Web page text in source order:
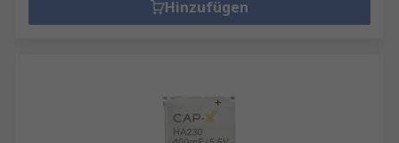
Hinzufügen